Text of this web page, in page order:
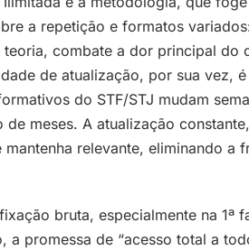
a repetição e formatos
teoria, combate a dor principal
de atualização, por sua vez,
do STF/STJ mudam
meses. A atualização
relevante, eliminando a
bruta, especialmente na 1ª
a promessa de “acesso total a